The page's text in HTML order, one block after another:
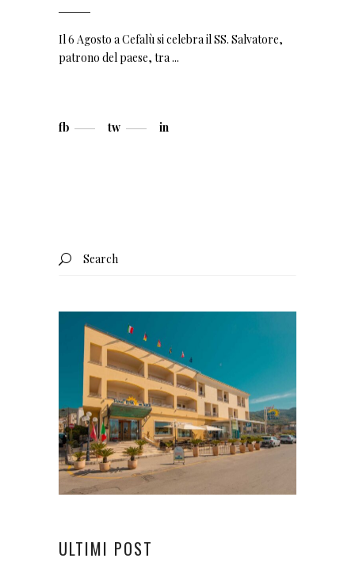
Il 6 Agosto a Cefalù si celebra il SS. Salvatore,
patrono del paese, tra
fb tw in
Search
for:
ULTIMI POST